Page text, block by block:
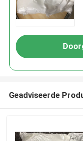
Geadviseerde